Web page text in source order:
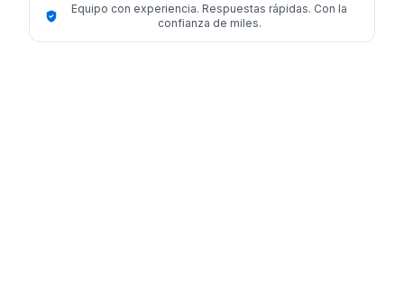
Equipo con experiencia. Respuestas rápidas. Con la
confianza de miles.